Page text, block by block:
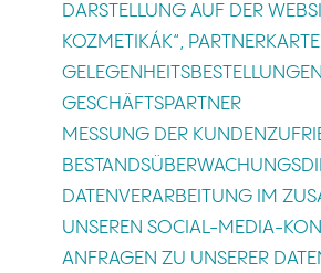
DARSTELLUNG AUF DER
KOZMETIKÁK“,
GESCHÄFTSPARTNER
MESSUNG DER
DATENVERARBEITUNG IM
UNSEREN SOCIAL-MEDIA-
ANFRAGEN ZU UNSERER